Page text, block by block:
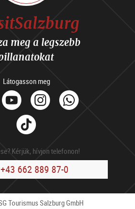
meg a legszebb
Látogasson meg
YoutubeInstagram
Tik
Tok
Kérjük, hívjon telefonon!
662 889 87-0
Tourismus Salzburg GmbH